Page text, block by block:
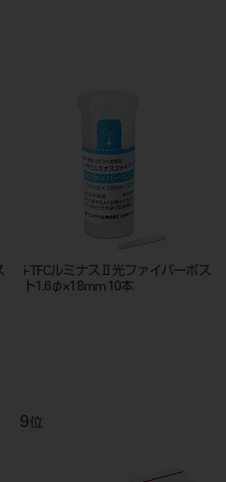
i-TFCルミナスⅡ光ファイバーポス
ト1.6φ×18mm 10本
9位